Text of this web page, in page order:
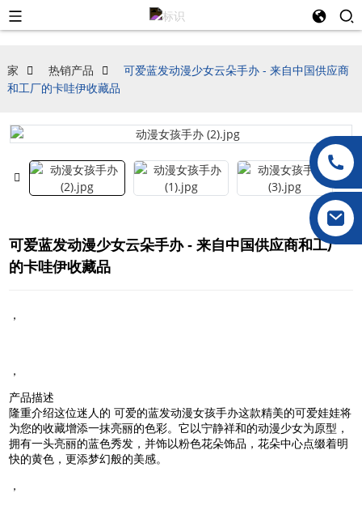
家 热销产品
可爱蓝发动漫少女云朵手办 - 来自中国供应商
和工厂的卡哇伊收藏品
可爱蓝发动漫少女云朵手办 - 来自中国供应商和工厂
的卡哇伊收藏品
，
，
产品描述
隆重介绍这位迷人的可爱的蓝发动漫女孩手办这款精美的可爱娃娃将
为您的收藏增添一抹亮丽的色彩。它以宁静祥和的动漫少女为原型，
拥有一头亮丽的蓝色秀发，并饰以粉色花朵饰品，花朵中心点缀着明
快的黄色，更添梦幻般的美感。
，